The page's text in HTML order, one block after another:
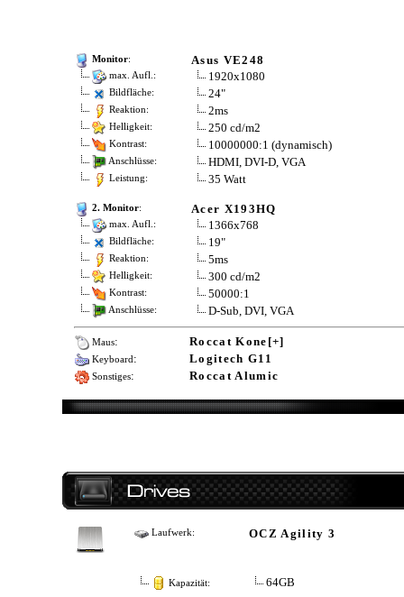
Monitor: Asus VE248
max. Aufl.: 1920x1080
Bildfläche: 24"
Reaktion: 2ms
Helligkeit: 250 cd/m2
Kontrast: 10000000:1 (dynamisch)
Anschlüsse: HDMI, DVI-D, VGA
Leistung: 35 Watt
2. Monitor: Acer X193HQ
max. Aufl.: 1366x768
Bildfläche: 19"
Reaktion: 5ms
Helligkeit: 300 cd/m2
Kontrast: 50000:1
Anschlüsse: D-Sub, DVI, VGA
Maus: Roccat Kone[+]
Keyboard: Logitech G11
Sonstiges: Roccat Alumic
Laufwerk: OCZ Agility 3
Kapazität: 64GB